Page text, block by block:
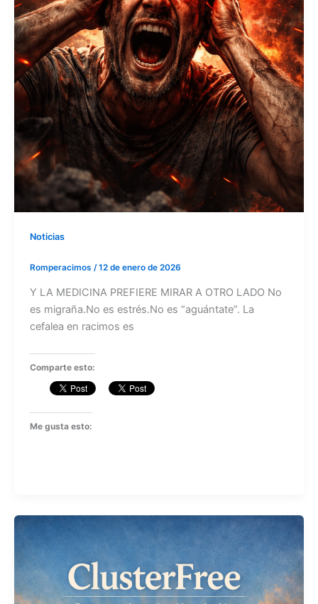
Noticias
Romperacimos /12 de enero de 2026
Y LA MEDICINA PREFIERE MIRAR A OTRO LADO No
es migraña.No es estrés.No es “aguántate”. La
cefalea en racimos es
Comparte esto:
Me gusta esto: